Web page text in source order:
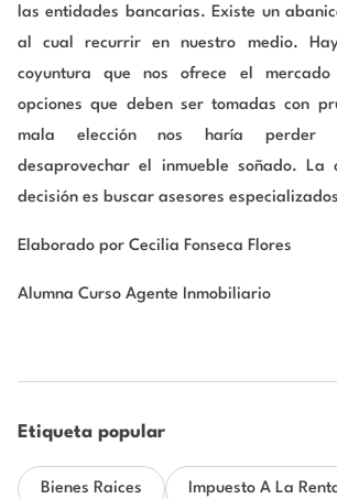
las entidades bancarias. Existe un
al cual recurrir en nuestro medio.
coyuntura que nos ofrece el mercado
opciones que deben ser tomadas con
mala elección nos haría perder
desaprovechar el inmueble soñado.
decisión es buscar asesores
Elaborado por Cecilia Fonseca Flores
Alumna Curso Agente Inmobiliario
Etiqueta popular
Bienes Raices Impuesto A La